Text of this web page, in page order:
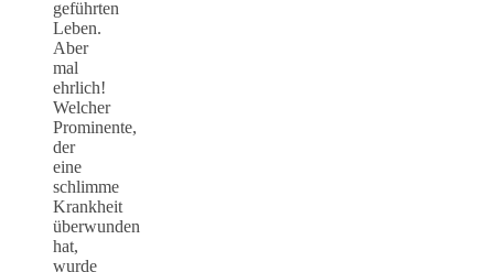
geführten
Leben.
Aber
mal
ehrlich!
Welcher
Prominente,
der
eine
schlimme
Krankheit
überwunden
hat,
wurde